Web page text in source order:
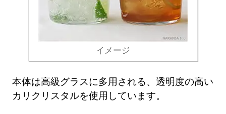
イメージ
本体は高級グラスに多用される、透明度の高い
カリクリスタルを使用しています。